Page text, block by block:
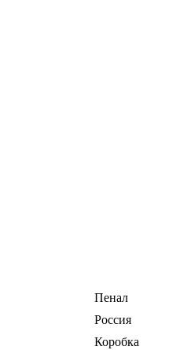
Пенал
Россия
Коробка